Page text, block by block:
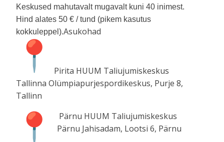
Keskused mahutavaltmugavalt kuni 40 inimest.
Hind alates 50 € / tund (pikem kasutus
kokkuleppel).Asukohad
Pirita HUUM Taliujumiskeskus
Tallinna Olümpiapurjespordikeskus, Purje 8,
Tallinn
Pärnu HUUM Taliujumiskeskus
Pärnu Jahisadam, Lootsi 6, Pärnu